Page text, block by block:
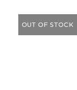
OUT OF STOCK